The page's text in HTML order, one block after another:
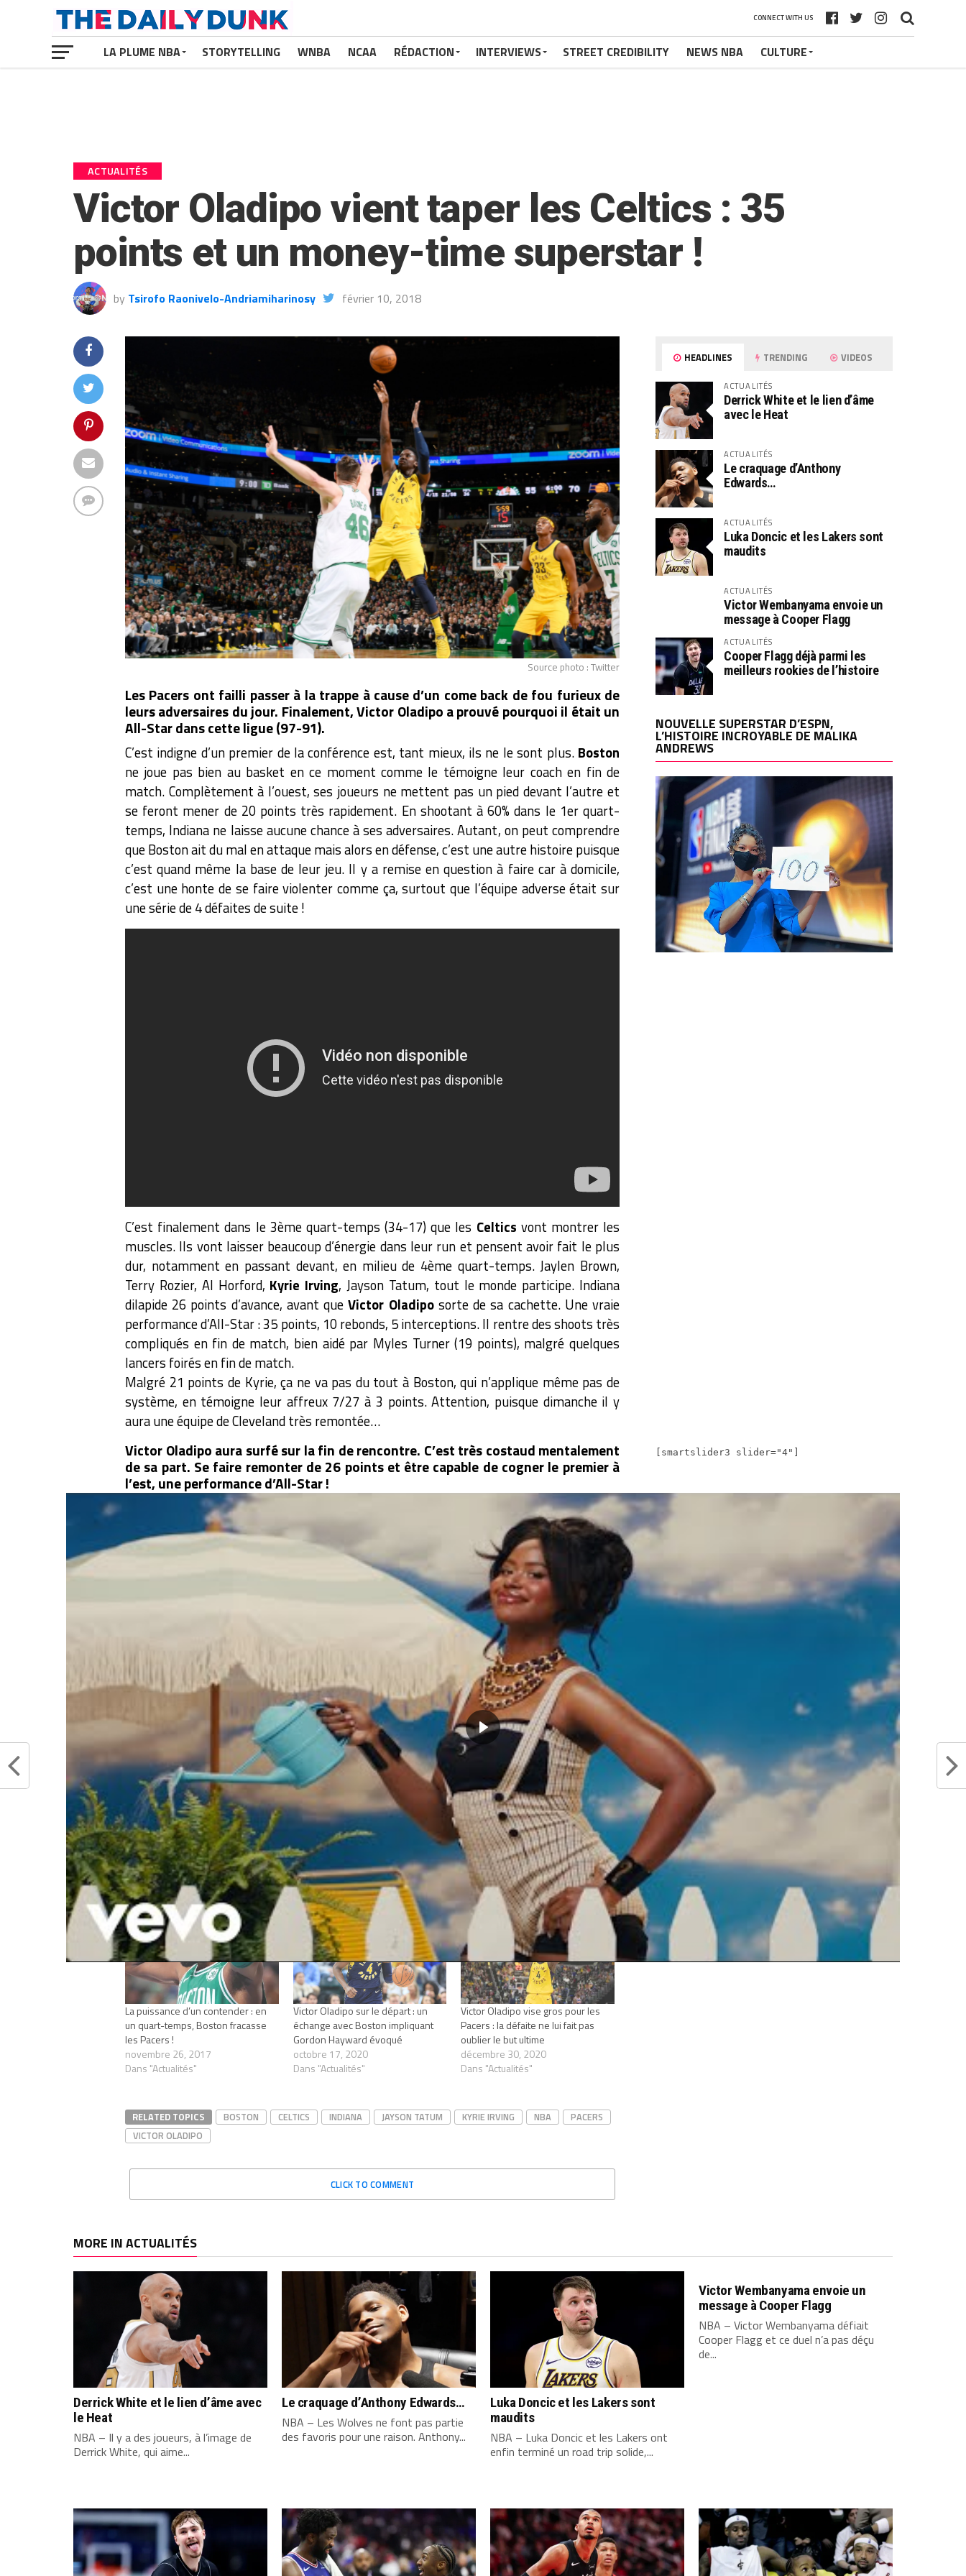
CONNECT WITH US
LA PLUME NBA STORYTELLING WNBA NCAA RÉDACTION INTERVIEWS STREET CREDIBILITY NEWS NBA CULTURE
ACTUALITÉS
Victor Oladipo vient taper les Celtics : 35
points et un money-time superstar !
by Tsirofo Raonivelo-Andriamiharinosy février 10, 2018
Source photo : Twitter
Les Pacers ont failli passer à la trappe à cause d’un come back de fou furieux de
leurs adversaires du jour. Finalement, Victor Oladipo a prouvé pourquoi il était un
All-Star dans cette ligue (97-91).
C’est indigne d’un premier de la conférence est, tant mieux, ils ne le sont plus. Boston
ne joue pas bien au basket en ce moment comme le témoigne leur coach en fin de
match. Complètement à l’ouest, ses joueurs ne mettent pas un pied devant l’autre et
se feront mener de 20 points très rapidement. En shootant à 60% dans le 1er quart-
temps, Indiana ne laisse aucune chance à ses adversaires. Autant, on peut comprendre
que Boston ait du mal en attaque mais alors en défense, c’est une autre histoire puisque
c’est quand même la base de leur jeu. Il y a remise en question à faire car à domicile,
c’est une honte de se faire violenter comme ça, surtout que l’équipe adverse était sur
une série de 4 défaites de suite !
C’est finalement dans le 3ème quart-temps (34-17) que les Celtics vont montrer les
muscles. Ils vont laisser beaucoup d’énergie dans leur run et pensent avoir fait le plus
dur, notamment en passant devant, en milieu de 4ème quart-temps. Jaylen Brown,
Terry Rozier, Al Horford, Kyrie Irving, Jayson Tatum, tout le monde participe. Indiana
dilapide 26 points d’avance, avant queVictor Oladiposorte de sa cachette. Une vraie
performance d’All-Star : 35 points, 10 rebonds, 5 interceptions. Il rentre des shoots très
compliqués en fin de match, bien aidé par Myles Turner (19 points), malgré quelques
lancers foirés en fin de match.
Malgré 21 points de Kyrie, ça ne va pas du tout à Boston, qui n’applique même pas de
système, en témoigne leur affreux 7/27 à 3 points. Attention, puisque dimanche il y
aura une équipe de Cleveland très remontée…
Victor Oladipo aura surfé sur la fin de rencontre. C’est très costaud mentalement
de sa part. Se faire remonter de 26 points et être capable de cogner le premier à
l’est, une performance d’All-Star !
Partager :
Articles similaires
La puissance d’un contender : en
un quart-temps, Boston fracasse
les Pacers !
novembre 26, 2017
Dans "Actualités"
Victor Oladipo sur le départ : un
échange avec Boston impliquant
Gordon Hayward évoqué
octobre 17, 2020
Dans "Actualités"
Victor Oladipo vise gros pour les
Pacers : la défaite ne lui fait pas
oublier le but ultime
décembre 30, 2020
Dans "Actualités"
RELATED TOPICS BOSTON CELTICS INDIANA JAYSON TATUM KYRIE IRVING NBA
PACERS
VICTOR OLADIPO
CLICK TO COMMENT
HEADLINES TRENDING VIDEOS
ACTUALITÉS
Derrick White et le lien d’âme
avec le Heat
ACTUALITÉS
Le craquage d’Anthony
Edwards…
ACTUALITÉS
Luka Doncic et les Lakers sont
maudits
ACTUALITÉS
Victor Wembanyama envoie un
message à Cooper Flagg
ACTUALITÉS
Cooper Flagg déjà parmi les
meilleurs rookies de l’histoire
NOUVELLE SUPERSTAR D’ESPN,
L’HISTOIRE INCROYABLE DE MALIKA
ANDREWS
[smartslider3 slider="4"]
MORE IN ACTUALITÉS
Derrick White et le lien d’âme avec
le Heat
NBA – Il y a des joueurs, à l’image de
Derrick White, qui aime...
Le craquage d’Anthony Edwards…
NBA – Les Wolves ne font pas partie
des favoris pour une raison. Anthony...
Luka Doncic et les Lakers sont
maudits
NBA – Luka Doncic et les Lakers ont
enfin terminé un road trip solide,...
Victor Wembanyama envoie un
message à Cooper Flagg
NBA – Victor Wembanyama défiait
Cooper Flagg et ce duel n’a pas déçu
de...